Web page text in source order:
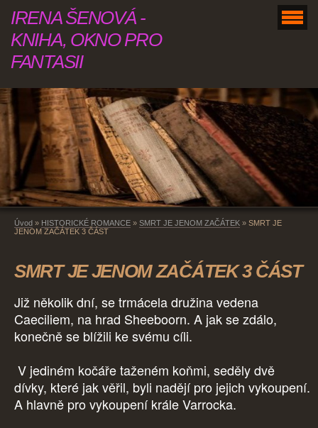
IRENA ŠENOVÁ -
KNIHA, OKNO PRO
FANTASII
Úvod » HISTORICKÉ ROMANCE » SMRT JE JENOM ZAČÁTEK » SMRT JE
JENOM ZAČÁTEK 3 ČÁST
SMRT JE JENOM ZAČÁTEK 3 ČÁST
Již několik dní, se trmácela družina vedena
Caeciliem, na hrad Sheeboorn. A jak se zdálo,
konečně se blížili ke svému cíli.
V jediném kočáře taženém koňmi, seděly dvě
dívky, které jak věřil, byli nadějí pro jejich vykoupení.
A hlavně pro vykoupení krále Varrocka.